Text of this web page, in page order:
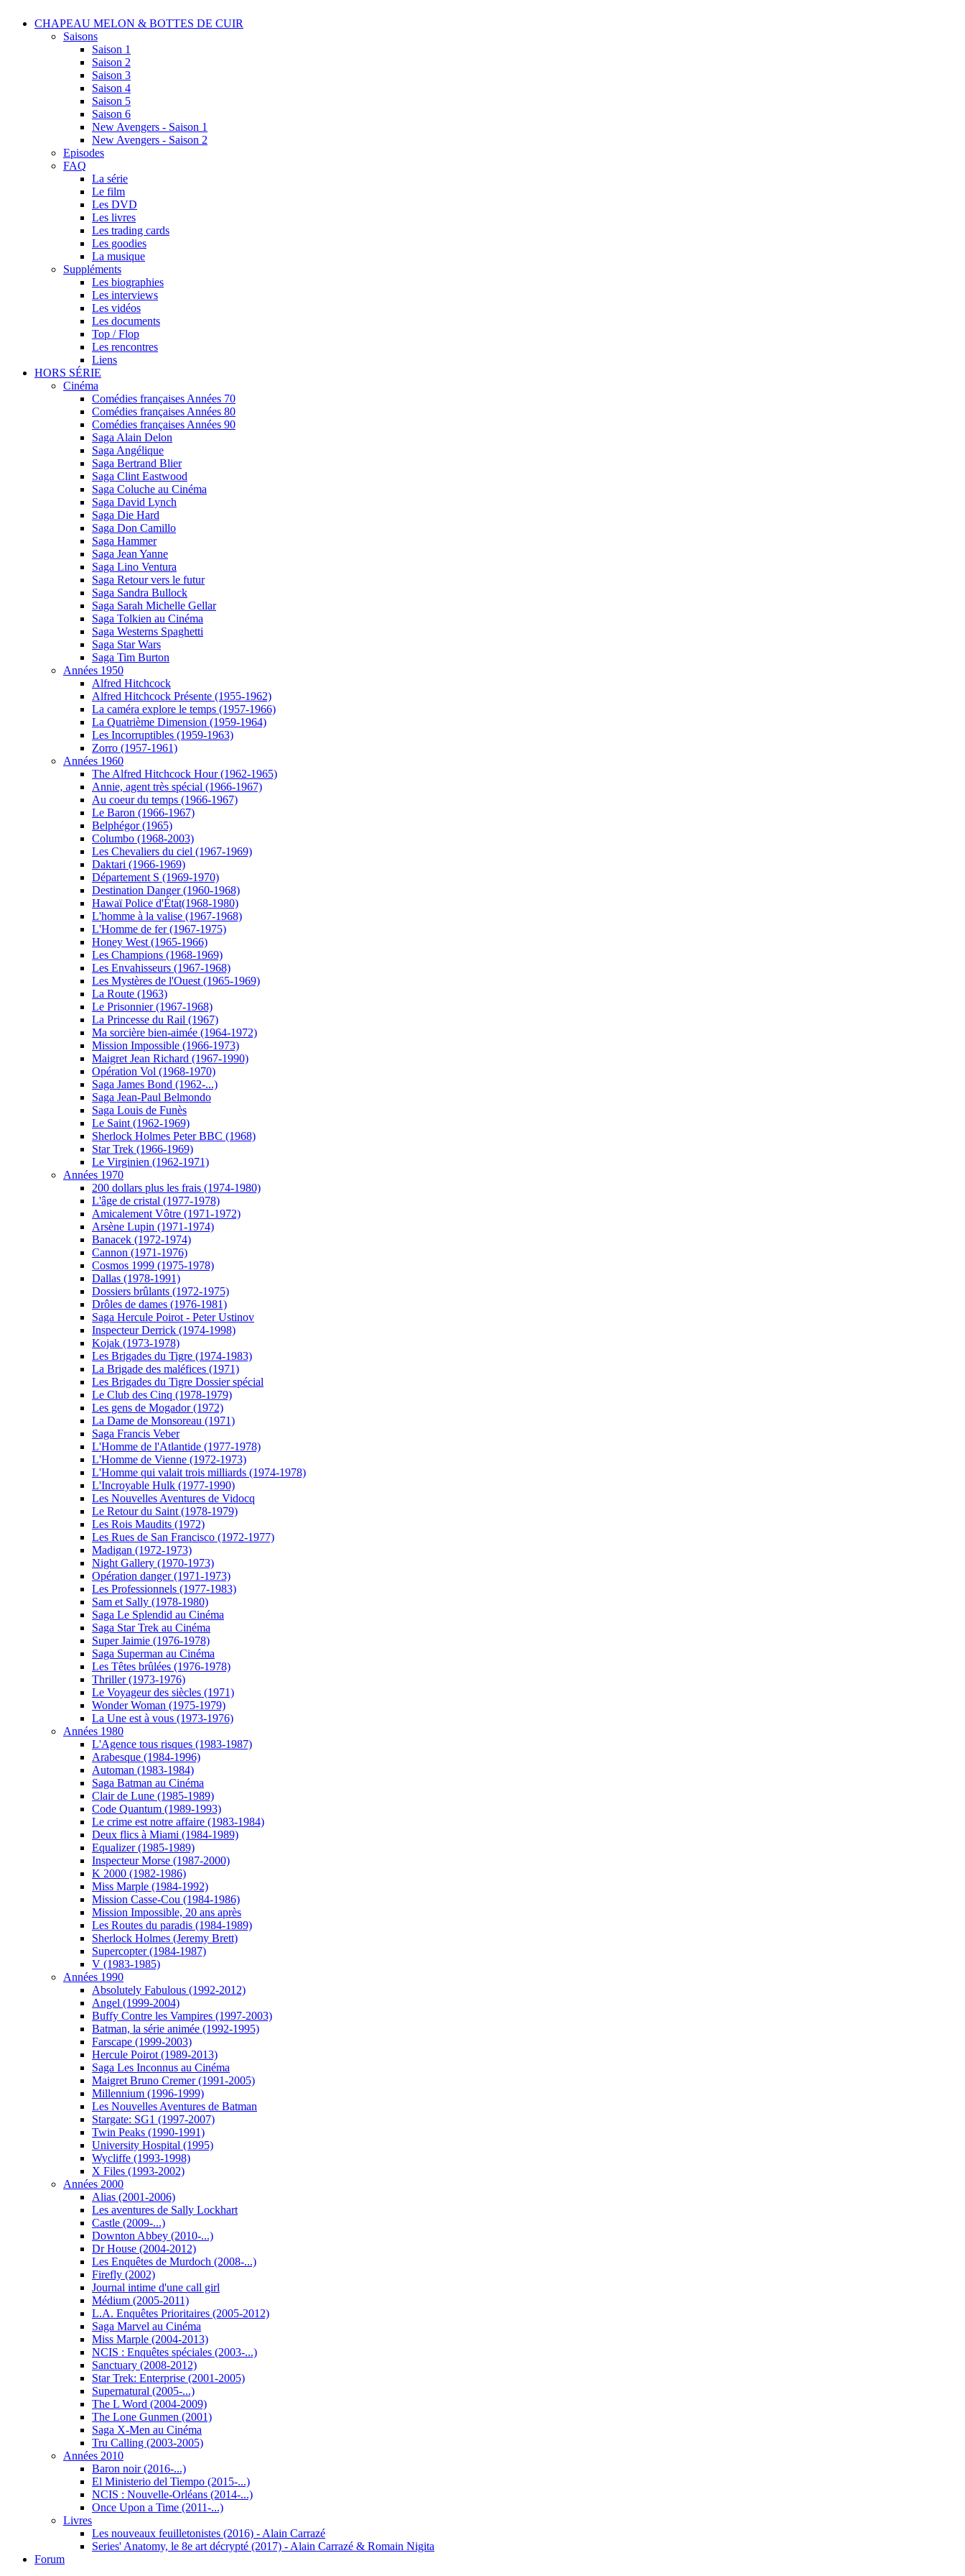
CHAPEAU MELON & BOTTES DE CUIR
Saisons
Saison 1
Saison 2
Saison 3
Saison 4
Saison 5
Saison 6
New Avengers - Saison 1
New Avengers - Saison 2
Episodes
FAQ
La série
Le film
Les DVD
Les livres
Les trading cards
Les goodies
La musique
Suppléments
Les biographies
Les interviews
Les vidéos
Les documents
Top / Flop
Les rencontres
Liens
HORS SÉRIE
Cinéma
Comédies françaises Années 70
Comédies françaises Années 80
Comédies françaises Années 90
Saga Alain Delon
Saga Angélique
Saga Bertrand Blier
Saga Clint Eastwood
Saga Coluche au Cinéma
Saga David Lynch
Saga Die Hard
Saga Don Camillo
Saga Hammer
Saga Jean Yanne
Saga Lino Ventura
Saga Retour vers le futur
Saga Sandra Bullock
Saga Sarah Michelle Gellar
Saga Tolkien au Cinéma
Saga Westerns Spaghetti
Saga Star Wars
Saga Tim Burton
Années 1950
Alfred Hitchcock
Alfred Hitchcock Présente (1955-1962)
La caméra explore le temps (1957-1966)
La Quatrième Dimension (1959-1964)
Les Incorruptibles (1959-1963)
Zorro (1957-1961)
Années 1960
The Alfred Hitchcock Hour (1962-1965)
Annie, agent très spécial (1966-1967)
Au coeur du temps (1966-1967)
Le Baron (1966-1967)
Belphégor (1965)
Columbo (1968-2003)
Les Chevaliers du ciel (1967-1969)
Daktari (1966-1969)
Département S (1969-1970)
Destination Danger (1960-1968)
Hawaï Police d'État(1968-1980)
L'homme à la valise (1967-1968)
L'Homme de fer (1967-1975)
Honey West (1965-1966)
Les Champions (1968-1969)
Les Envahisseurs (1967-1968)
Les Mystères de l'Ouest (1965-1969)
La Route (1963)
Le Prisonnier (1967-1968)
La Princesse du Rail (1967)
Ma sorcière bien-aimée (1964-1972)
Mission Impossible (1966-1973)
Maigret Jean Richard (1967-1990)
Opération Vol (1968-1970)
Saga James Bond (1962-...)
Saga Jean-Paul Belmondo
Saga Louis de Funès
Le Saint (1962-1969)
Sherlock Holmes Peter BBC (1968)
Star Trek (1966-1969)
Le Virginien (1962-1971)
Années 1970
200 dollars plus les frais (1974-1980)
L'âge de cristal (1977-1978)
Amicalement Vôtre (1971-1972)
Arsène Lupin (1971-1974)
Banacek (1972-1974)
Cannon (1971-1976)
Cosmos 1999 (1975-1978)
Dallas (1978-1991)
Dossiers brûlants (1972-1975)
Drôles de dames (1976-1981)
Saga Hercule Poirot - Peter Ustinov
Inspecteur Derrick (1974-1998)
Kojak (1973-1978)
Les Brigades du Tigre (1974-1983)
La Brigade des maléfices (1971)
Les Brigades du Tigre Dossier spécial
Le Club des Cinq (1978-1979)
Les gens de Mogador (1972)
La Dame de Monsoreau (1971)
Saga Francis Veber
L'Homme de l'Atlantide (1977-1978)
L'Homme de Vienne (1972-1973)
L'Homme qui valait trois milliards (1974-1978)
L'Incroyable Hulk (1977-1990)
Les Nouvelles Aventures de Vidocq
Le Retour du Saint (1978-1979)
Les Rois Maudits (1972)
Les Rues de San Francisco (1972-1977)
Madigan (1972-1973)
Night Gallery (1970-1973)
Opération danger (1971-1973)
Les Professionnels (1977-1983)
Sam et Sally (1978-1980)
Saga Le Splendid au Cinéma
Saga Star Trek au Cinéma
Super Jaimie (1976-1978)
Saga Superman au Cinéma
Les Têtes brûlées (1976-1978)
Thriller (1973-1976)
Le Voyageur des siècles (1971)
Wonder Woman (1975-1979)
La Une est à vous (1973-1976)
Années 1980
L'Agence tous risques (1983-1987)
Arabesque (1984-1996)
Automan (1983-1984)
Saga Batman au Cinéma
Clair de Lune (1985-1989)
Code Quantum (1989-1993)
Le crime est notre affaire (1983-1984)
Deux flics à Miami (1984-1989)
Equalizer (1985-1989)
Inspecteur Morse (1987-2000)
K 2000 (1982-1986)
Miss Marple (1984-1992)
Mission Casse-Cou (1984-1986)
Mission Impossible, 20 ans après
Les Routes du paradis (1984-1989)
Sherlock Holmes (Jeremy Brett)
Supercopter (1984-1987)
V (1983-1985)
Années 1990
Absolutely Fabulous (1992-2012)
Angel (1999-2004)
Buffy Contre les Vampires (1997-2003)
Batman, la série animée (1992-1995)
Farscape (1999-2003)
Hercule Poirot (1989-2013)
Saga Les Inconnus au Cinéma
Maigret Bruno Cremer (1991-2005)
Millennium (1996-1999)
Les Nouvelles Aventures de Batman
Stargate: SG1 (1997-2007)
Twin Peaks (1990-1991)
University Hospital (1995)
Wycliffe (1993-1998)
X Files (1993-2002)
Années 2000
Alias (2001-2006)
Les aventures de Sally Lockhart
Castle (2009-...)
Downton Abbey (2010-...)
Dr House (2004-2012)
Les Enquêtes de Murdoch (2008-...)
Firefly (2002)
Journal intime d'une call girl
Médium (2005-2011)
L.A. Enquêtes Prioritaires (2005-2012)
Saga Marvel au Cinéma
Miss Marple (2004-2013)
NCIS : Enquêtes spéciales (2003-...)
Sanctuary (2008-2012)
Star Trek: Enterprise (2001-2005)
Supernatural (2005-...)
The L Word (2004-2009)
The Lone Gunmen (2001)
Saga X-Men au Cinéma
Tru Calling (2003-2005)
Années 2010
Baron noir (2016-...)
El Ministerio del Tiempo (2015-...)
NCIS : Nouvelle-Orléans (2014-...)
Once Upon a Time (2011-...)
Livres
Les nouveaux feuilletonistes (2016) - Alain Carrazé
Series' Anatomy, le 8e art décrypté (2017) - Alain Carrazé & Romain Nigita
Forum